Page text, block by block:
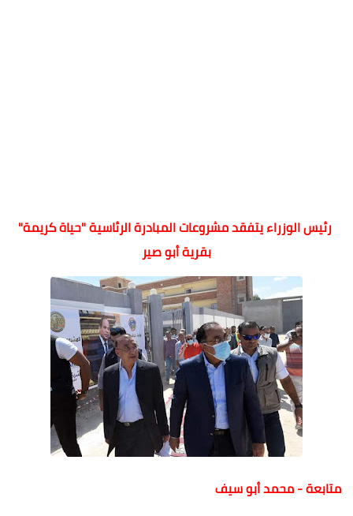
رئيس الوزراء يتفقد مشروعات المبادرة الرئاسية "حياة كريمة"
بقرية أبو صير
متابعة - محمد أبو سيف